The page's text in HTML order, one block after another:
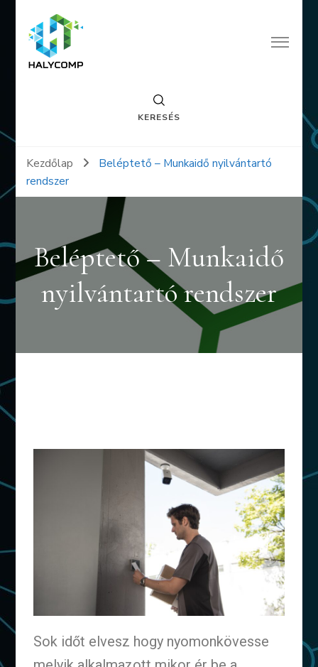
halycomp.hu
A megoldás mi vagyunk
KERESÉS
Kezdőlap
Beléptető – Munkaidő nyilvántartó
rendszer
Beléptető – Munkaidő
nyilvántartó rendszer
Sok időt elvesz hogy nyomonkövesse